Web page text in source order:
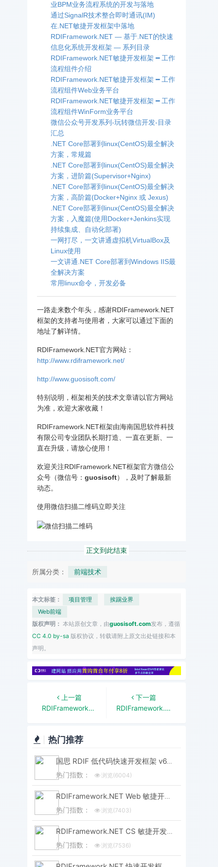
业BPM业务流程系统的开发与落地
通过SignalR技术整合即时通讯(IM)
在.NET敏捷开发框架中落地
RDIFramework.NET — 基于.NET的快速
信息化系统开发框架 — 系列目录
RDIFramework.NET敏捷开发框架 ━ 工作
流程组件介绍
RDIFramework.NET敏捷开发框架 ━ 工作
流程组件Web业务平台
RDIFramework.NET敏捷开发框架 ━ 工作
流程组件WinForm业务平台
微信公众号开发系列-玩转微信开发-目录
汇总
.NET Core部署到linux(CentOS)最全解决
方案，常规篇
.NET Core部署到linux(CentOS)最全解决
方案，进阶篇(Supervisor+Nginx)
.NET Core部署到linux(CentOS)最全解决
方案，高阶篇(Docker+Nginx 或 Jexus)
.NET Core部署到linux(CentOS)最全解决
方案，入魔篇(使用Docker+Jenkins实现
持续集成、自动化部署)
一网打尽，一文讲通虚拟机VirtualBox及
Linux使用
一文讲通.NET Core部署到Windows IIS最
全解决方案
常用linux命令，开发必备
一路走来数个年头，感谢RDIFramework.NET
框架的支持者与使用者，大家可以通过下面的
地址了解详情。
RDIFramework.NET官方网站：
http://www.rdiframework.net/
http://www.guosisoft.com/
特别说明，框架相关的技术文章请以官方网站
为准，欢迎大家收藏！
RDIFramework.NET框架由海南国思软件科技
有限公司专业团队长期打造、一直在更新、一
直在升级，请放心使用！
欢迎关注RDIFramework.NET框架官方微信公
众号（微信号：guosisoft），及时了解最新
动态。
使用微信扫描二维码立即关注
正文到此结束
所属分类： 前端技术
本文标签： 项目管理
挨踢业界
Web前端
版权声明： 本站原创文章，由guosisoft.com发布，遵循
CC 4.0 by-sa 版权协议，转载请附上原文出处链接和本
声明。
上一篇
RDIFramework.NET开发框架WinForm版新增编码管理
下一篇
RDIFramework.NET开发框架在线表单设计助力可视化快速开发
热门推荐
国思 RDIF 低代码快速开发框架 v6.3 版本重磅发布！性能与体验双飞跃
热门指数：
浏览(6004)
RDIFramework.NET Web 敏捷开发框架 V6.3 发布 (.NET8+、Framework 双引擎)
热门指数：
浏览(7403)
RDIFramework.NET CS 敏捷开发框架 V6.3 版本重磅发布！.NET8+Framework双引擎，性能升级全维度进化
热门指数：
浏览(7536)